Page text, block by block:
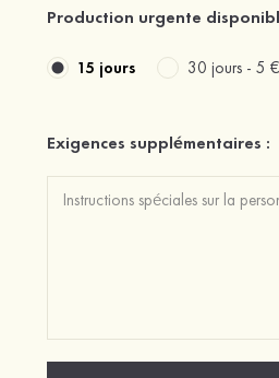
Production urgente
15 jours 30 jours -5 €
Exigences supplémentaires :